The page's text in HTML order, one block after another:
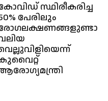
സ്ഥിരീകരിച്ച
പേരിലും